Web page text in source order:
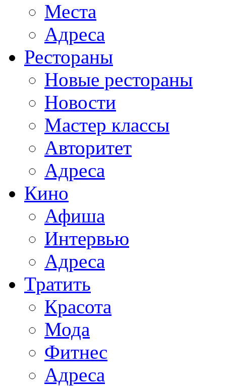
Места
Адреса
Рестораны
Новые рестораны
Новости
Мастер классы
Авторитет
Адреса
Кино
Афиша
Интервью
Адреса
Тратить
Красота
Мода
Фитнес
Адреса